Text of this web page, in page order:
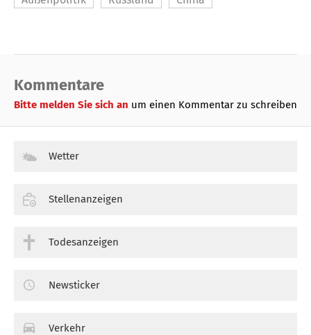
Kommentare
Bitte melden Sie sich an um einen Kommentar zu schreiben
Wetter
Stellenanzeigen
Todesanzeigen
Newsticker
Verkehr